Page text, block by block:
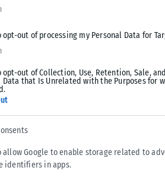
opt-out of processing my Personal Data for
opt-out of Collection, Use, Retention, Sale,
Data that Is Unrelated with the Purposes for
allow Google to enable storage related to
identifiers in apps.
το σόου
που θα
με